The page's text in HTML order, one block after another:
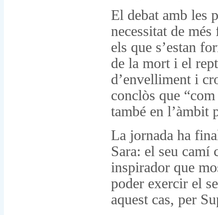
El debat amb les
necessitat de
els que s’estan
de la mort i el
d’envelliment i
conclòs que
també en l’àmbit
La jornada ha
Sara: el seu camí
inspirador que
poder exercir el
aquest cas, per